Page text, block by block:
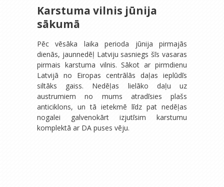
Karstuma vilnis jūnija
sākumā
Pēc vēsāka laika perioda jūnija pirmajās
dienās, jaunnedēļ Latviju sasniegs šīs vasaras
pirmais karstuma vilnis. Sākot ar pirmdienu
Latvijā no Eiropas centrālās daļas ieplūdīs
siltāks gaiss. Nedēļas lielāko daļu uz
austrumiem no mums atradīsies plašs
anticiklons, un tā ietekmē līdz pat nedēļas
nogalei galvenokārt izjutīsim karstumu
komplektā ar DA puses vēju.